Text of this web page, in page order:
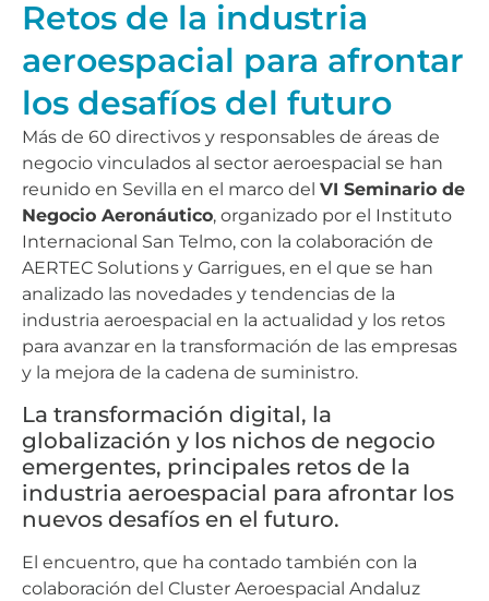
Retos de la industria
aeroespacial para afrontar
los desafíos del futuro
Más de 60 directivos y responsables de áreas de
negocio vinculados al sector aeroespacial se han
reunido en Sevilla en el marco del VI Seminario de
Negocio Aeronáutico, organizado por el Instituto
Internacional San Telmo, con la colaboración de
AERTEC Solutions y Garrigues, en el que se han
analizado las novedades y tendencias de la
industria aeroespacial en la actualidad y los retos
para avanzar en la transformación de las empresas
y la mejora de la cadena de suministro.
La transformación digital, la
globalización y los nichos de negocio
emergentes, principales retos de la
industria aeroespacial para afrontar los
nuevos desafíos en el futuro.
El encuentro, que ha contado también con la
colaboración del Cluster Aeroespacial Andaluz